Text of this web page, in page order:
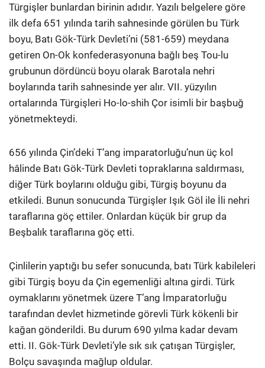
Türgişler bunlardan birinin adıdır. Yazılı belgelere göre
ilk defa 651 yılında tarih sahnesinde görülen bu Türk
boyu, Batı Gök-Türk Devleti’ni (581-659) meydana
getiren On-Ok konfederasyonuna bağlı beş Tou-lu
grubunun dördüncü boyu olarak Barotala nehri
boylarında tarih sahnesinde yer alır. VII. yüzyılın
ortalarında Türgişleri Ho-lo-shih Çor isimli bir başbuğ
yönetmekteydi.
656 yılında Çin’deki T’ang imparatorluğu’nun üç kol
hâlinde Batı Gök-Türk Devleti topraklarına saldırması,
diğer Türk boylarını olduğu gibi, Türgiş boyunu da
etkiledi. Bunun sonucunda Türgişler Işık Göl ile İli nehri
taraflarına göç ettiler. Onlardan küçük bir grup da
Beşbalık taraflarına göç etti.
Çinlilerin yaptığı bu sefer sonucunda, batı Türk kabileleri
gibi Türgiş boyu da Çin egemenliği altına girdi. Türk
oymaklarını yönetmek üzere T’ang İmparatorluğu
tarafından devlet hizmetinde görevli Türk kökenli bir
kağan gönderildi. Bu durum 690 yılma kadar devam
etti. II. Gök-Türk Devleti’yle sık sık çatışan Türgişler,
Bolçu savaşında mağlup oldular.